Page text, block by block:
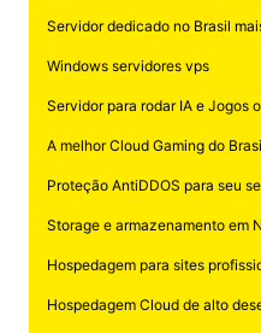
Servidor dedicado no Brasil
Windows servidores vps
Servidor para rodar IA e Jogos
A melhor Cloud Gaming do
Proteção AntiDDOS para seu
Storage e armazenamento em
Hospedagem para sites
Hospedagem Cloud de alto